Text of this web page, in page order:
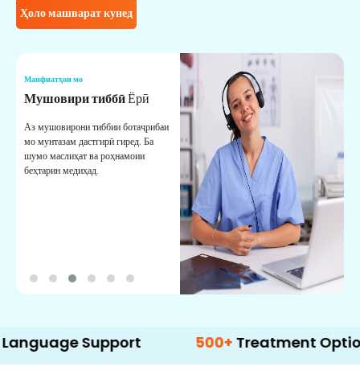
Ҳоло машварат кунед
Манфиатҳои мо
Мушовири тиббӣЁрӣ
Аз мушовирони тиббии ботаҷрибаи
мо мунтазам дастгирӣ гиред. Ба
шумо маслиҳат ва роҳнамоии
беҳтарин медиҳад.
Support 500+ Treatment Options